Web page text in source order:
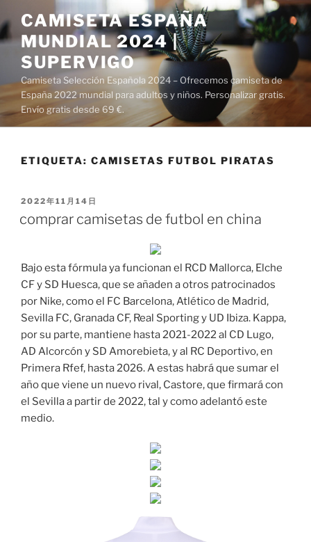
al
contenido
CAMISETA ESPAÑA
MUNDIAL 2024 |
SUPERVIGO
Camiseta Selección Española 2024 – Ofrecemos camiseta de
España 2022 mundial para adultos y niños. Personalizar gratis.
Envío gratis desde 69 €.
ETIQUETA: CAMISETAS FUTBOL PIRATAS
PUBLICADO
2022年11月14日
comprar camisetas de futbol en china
Bajo esta fórmula ya funcionan el RCD Mallorca, Elche
CF y SD Huesca, que se añaden a otros patrocinados
por Nike, como el FC Barcelona, Atlético de Madrid,
Sevilla FC, Granada CF, Real Sporting y UD Ibiza. Kappa,
por su parte, mantiene hasta 2021-2022 al CD Lugo,
AD Alcorcón y SD Amorebieta, y al RC Deportivo, en
Primera Rfef, hasta 2026. A estas habrá que sumar el
año que viene un nuevo rival, Castore, que firmará con
el Sevilla a partir de 2022, tal y como adelantó este
medio.